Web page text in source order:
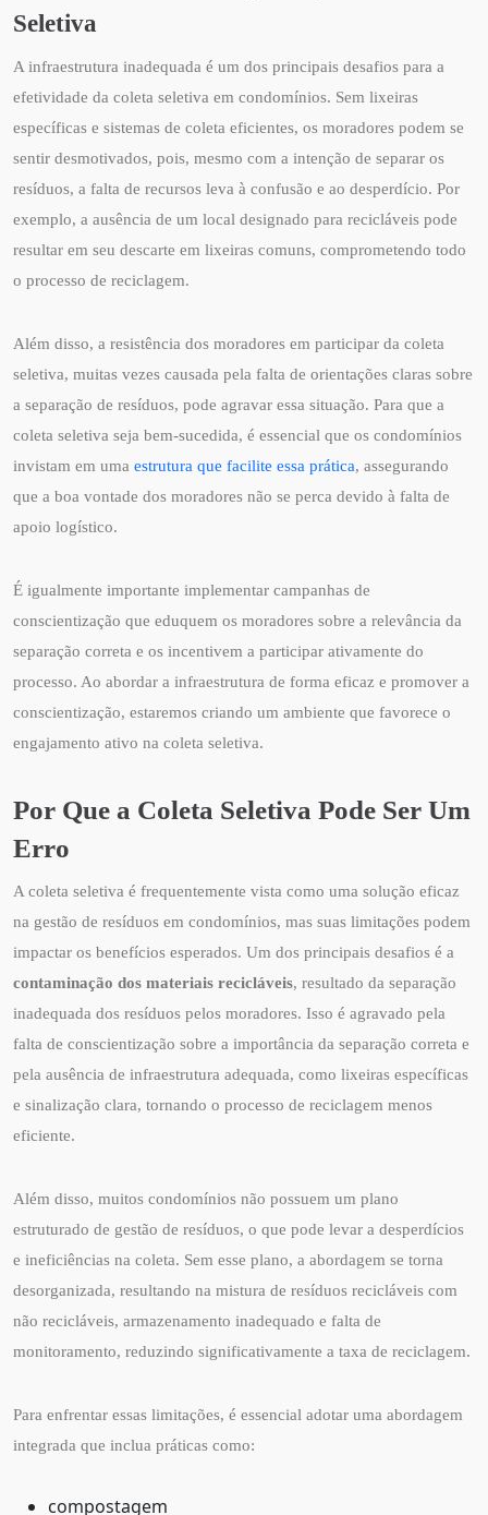
Seletiva
A infraestrutura inadequada é um dos principais desafios para a
efetividade da coleta seletiva em condomínios. Sem lixeiras
específicas e sistemas de coleta eficientes, os moradores podem se
sentir desmotivados, pois, mesmo com a intenção de separar os
resíduos, a falta de recursos leva à confusão e ao desperdício. Por
exemplo, a ausência de um local designado para recicláveis pode
resultar em seu descarte em lixeiras comuns, comprometendo todo
o processo de reciclagem.
Além disso, a resistência dos moradores em participar da coleta
seletiva, muitas vezes causada pela falta de orientações claras sobre
a separação de resíduos, pode agravar essa situação. Para que a
coleta seletiva seja bem-sucedida, é essencial que os condomínios
invistam em uma estrutura que facilite essa prática, assegurando
que a boa vontade dos moradores não se perca devido à falta de
apoio logístico.
É igualmente importante implementar campanhas de
conscientização que eduquem os moradores sobre a relevância da
separação correta e os incentivem a participar ativamente do
processo. Ao abordar a infraestrutura de forma eficaz e promover a
conscientização, estaremos criando um ambiente que favorece o
engajamento ativo na coleta seletiva.
Por Que a Coleta Seletiva Pode Ser Um
Erro
A coleta seletiva é frequentemente vista como uma solução eficaz
na gestão de resíduos em condomínios, mas suas limitações podem
impactar os benefícios esperados. Um dos principais desafios é a
contaminação dos materiais recicláveis, resultado da separação
inadequada dos resíduos pelos moradores. Isso é agravado pela
falta de conscientização sobre a importância da separação correta e
pela ausência de infraestrutura adequada, como lixeiras específicas
e sinalização clara, tornando o processo de reciclagem menos
eficiente.
Além disso, muitos condomínios não possuem um plano
estruturado de gestão de resíduos, o que pode levar a desperdícios
e ineficiências na coleta. Sem esse plano, a abordagem se torna
desorganizada, resultando na mistura de resíduos recicláveis com
não recicláveis, armazenamento inadequado e falta de
monitoramento, reduzindo significativamente a taxa de reciclagem.
Para enfrentar essas limitações, é essencial adotar uma abordagem
integrada que inclua práticas como:
compostagem